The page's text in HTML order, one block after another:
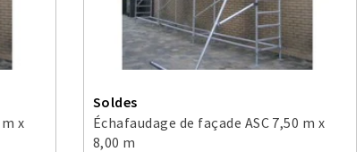
x
Soldes
Échafaudage de façade ASC 7,50 m x
8,00 m